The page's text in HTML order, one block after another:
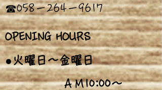
​☎058－264－9617
OPENING HOURS
●火曜日～金曜日
ＡＭ10:00～